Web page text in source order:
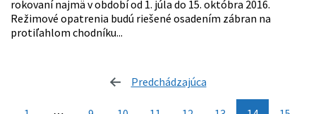
rokovaní najmä v období od 1. júla do 15. októbra 2016.
Režimové opatrenia budú riešené osadením zábran na
protiľahlom chodníku...
Predchádzajúca